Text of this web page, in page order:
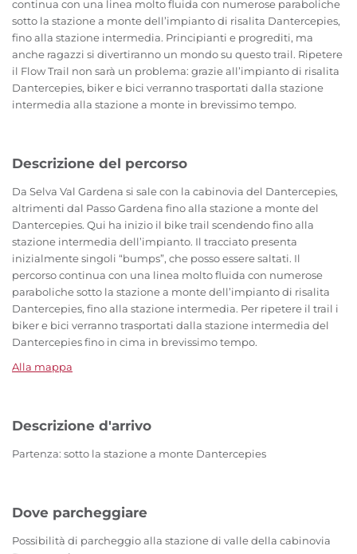
continua con una linea molto fluida con numerose paraboliche
sotto la stazione a monte dell’impianto di risalita Dantercepies,
fino alla stazione intermedia. Principianti e progrediti, ma
anche ragazzi si divertiranno un mondo su questo trail. Ripetere
il Flow Trail non sarà un problema: grazie all’impianto di risalita
Dantercepies, biker e bici verranno trasportati dalla stazione
intermedia alla stazione a monte in brevissimo tempo.
Descrizione del percorso
Da Selva Val Gardena si sale con la cabinovia del Dantercepies,
altrimenti dal Passo Gardena fino alla stazione a monte del
Dantercepies. Qui ha inizio il bike trail scendendo fino alla
stazione intermedia dell’impianto. Il tracciato presenta
inizialmente singoli “bumps”, che posso essere saltati. Il
percorso continua con una linea molto fluida con numerose
paraboliche sotto la stazione a monte dell’impianto di risalita
Dantercepies, fino alla stazione intermedia. Per ripetere il trail i
biker e bici verranno trasportati dalla stazione intermedia del
Dantercepies fino in cima in brevissimo tempo.
Alla mappa
Descrizione d'arrivo
Partenza: sotto la stazione a monte Dantercepies
Dove parcheggiare
Possibilità di parcheggio alla stazione di valle della cabinovia